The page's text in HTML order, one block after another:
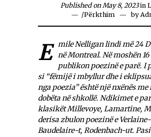
Published on May 8, 2023 in
/Përkthim by
Emile Nelligan lindi më 24 Dhjetor, 1879,
në Montreal. Në moshën 16
publikon poezinë e parë. I
si “fëmijë i mbyllur dhe i
nga poezia” është një nxënës me
dobëta në shkollë. Ndikimet e
klasikët Millevoye, Lamartine,
derisa zbulon poezinë e
Baudelaire-t, Rodenbach-ut.